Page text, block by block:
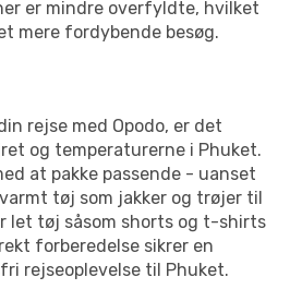
er mindre overfyldte, hvilket
mere fordybende besøg.
rejse med Opodo, er det
og temperaturerne i Phuket.
at pakke passende - uanset
tøj som jakker og trøjer til
let tøj såsom shorts og t-shirts
forberedelse sikrer en
rejseoplevelse til Phuket.